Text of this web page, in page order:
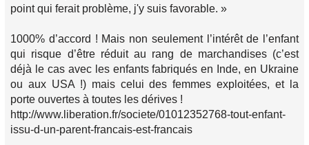
point qui ferait problème, j'y suis favorable. »
1000% d’accord ! Mais non seulement l’intérêt de l’enfant
qui risque d’être réduit au rang de marchandises (c’est
déjà le cas avec les enfants fabriqués en Inde, en Ukraine
ou aux USA !) mais celui des femmes exploitées, et la
porte ouvertes à toutes les dérives !
http://www.liberation.fr/societe/01012352768-tout-enfant-
issu-d-un-parent-francais-est-francais